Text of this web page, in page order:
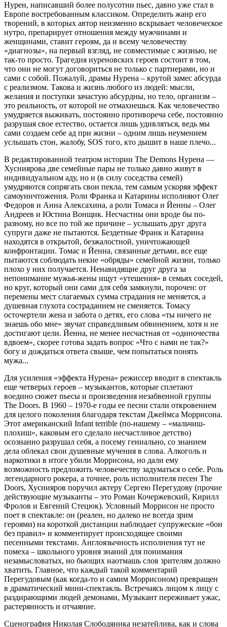
Нурен, написавший более полусотни пьес, давно уже стал в
Европе востребованным классиком. Определить жанр его
творений, в которых автор неизменно вскрывает человеческое
нутро, препарирует отношения между мужчинами и
женщинами, ставит героям, да и всему человечеству
«диагнозы», на первый взгляд, не совместимые с жизнью, не
так-то просто. Трагедия нуреновских героев состоит в том,
что они не могут договориться не только с партнерами, но и
сами с собой. Пожалуй, драмы Нурена – крутой замес абсурда
с реализмом. Такова и жизнь любого из людей: мысли,
желания и поступки зачастую абсурдны, но тело, организм –
это реальность, от которой не отмахнешься. Как человечество
умудряется выживать, постоянно противореча себе, постоянно
разрушая свое естество, остается лишь удивляться, ведь мы
сами создаем себе ад при жизни – одним лишь неумением
услышать стон, жалобу, SOS того, кто дышит в наше плечо...
В редактированной театром истории The Demons Нурена —
Хусниярова две семейные пары не только давно живут в
индивидуальном аду, но и (в силу соседства семей)
умудряются сопрягать свои пекла, тем самым ускоряя эффект
самоуничтожения. Роли Франка и Катарины исполняют Олег
Федоров и Анна Алексахина, а роли Томаса и Йенны – Олег
Андреев и Юстина Вонщик. Несчастны они вроде бы по-
разному, но все по той же причине – услышать друг друга
супруги даже не пытаются. Бездетные Франк и Катарина
находятся в открытой, безжалостной, уничтожающей
конфронтации. Томас и Йенна, связанные детьми, все еще
пытаются соблюдать некие «обряды» семейной жизни, только
плохо у них получается. Ненавидящие друг друга за
непонимание мужья-жены ищут «утешения» в семьях соседей,
но круг, который они сами для себя замкнули, порочен: от
перемены мест слагаемых сумма страдания не меняется, а
душевная глухота состраданием не сменяется. Томасу
осточертели жена и забота о детях, его слова «ты ничего не
знаешь обо мне» звучат справедливым обвинением, хотя и не
достигают цели. Йенна, не менее несчастная от «одиночества
вдвоем», скорее готова задать вопрос «Что с нами не так?»
богу и дождаться ответа свыше, чем попытаться понять
мужа...
Для усиления «эффекта Нурена» режиссер вводит в спектакль
еще четверых героев – музыкантов, которые сплетают
воедино сюжет пьесы и произведения незабвенной группы
The Doors. В 1960 – 1970-е годы ее песни стали откровением
для целого поколения благодаря текстам Джеймса Моррисона.
Этот американский Infant terrible (по-нашему – «мальчиш-
плохиш», каковым его сделало несчастливое детство)
осознанно разрушал себя, а посему гениально, со знанием
дела облекал свои душевные мучения в слова. Алкоголь и
наркотики в итоге убили Моррисона, но дали ему
возможность предложить человечеству задуматься о себе. Роль
легендарного рокера, а точнее, роль исполнителя песен The
Doors, Хуснияров поручил актеру Сергею Перегудову (прочие
действующие музыканты – это Роман Кочержевский, Кирилл
Фролов и Евгений Стецюк). Условный Моррисон не просто
поет в спектакле: он (реален, но далеко не всегда зрим
героями) на короткой дистанции наблюдает супружеские «бои
без правил» и комментирует происходящее своими
песенными текстами. Англоязычность исполнения тут не
помеха – школьного уровня знаний для понимания
незамысловатых, но бьющих наотмашь слов зрителям должно
хватить. Главное, что каждый такой комментарий
Перегудовым (как когда-то и самим Моррисоном) превращен
в драматический мини-спектакль. Встречаясь лицом к лицу с
раздирающими людей демонами, Музыкант переживает ужас,
растерянность и отчаяние.
Сценография Николая Слободяника незатейлива, как и слова